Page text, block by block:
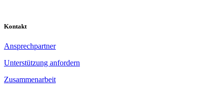
Kontakt
Ansprechpartner
Unterstützung anfordern
Zusammenarbeit